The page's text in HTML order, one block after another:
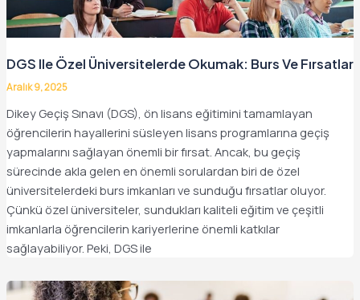
DGS Ile Özel Üniversitelerde Okumak: Burs Ve Fırsatlar
Aralık 9, 2025
Dikey Geçiş Sınavı (DGS), ön lisans eğitimini tamamlayan
öğrencilerin hayallerini süsleyen lisans programlarına geçiş
yapmalarını sağlayan önemli bir fırsat. Ancak, bu geçiş
sürecinde akla gelen en önemli sorulardan biri de özel
üniversitelerdeki burs imkanları ve sunduğu fırsatlar oluyor.
Çünkü özel üniversiteler, sundukları kaliteli eğitim ve çeşitli
imkanlarla öğrencilerin kariyerlerine önemli katkılar
sağlayabiliyor. Peki, DGS ile